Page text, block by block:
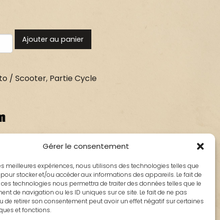
Gérer le consentement
meilleures expériences, nous utilisons des technologies telles que
stocker et/ou accéder aux informations des appareils. Le fait de
technologies nous permettra de traiter des données telles que le
de navigation ou les ID uniques sur ce site. Le fait de ne pas
de retirer son consentement peut avoir un effet négatif sur certaines
et fonctions.
Ajouter au panier
/ Scooter, Partie Cycle
: 790443
kilométrage véhicule 6300km, trace de
extérieur